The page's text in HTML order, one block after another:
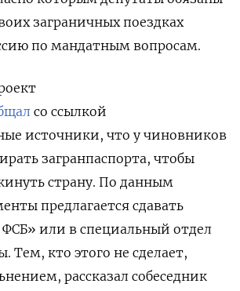
заграничных поездках
по мандатным вопросам.
со ссылкой
источники, что у чиновников
загранпаспорта, чтобы
страну. По данным
предлагается сдавать
ФСБ» или в специальный отдел
Тем, кто этого не сделает,
рассказал собеседник